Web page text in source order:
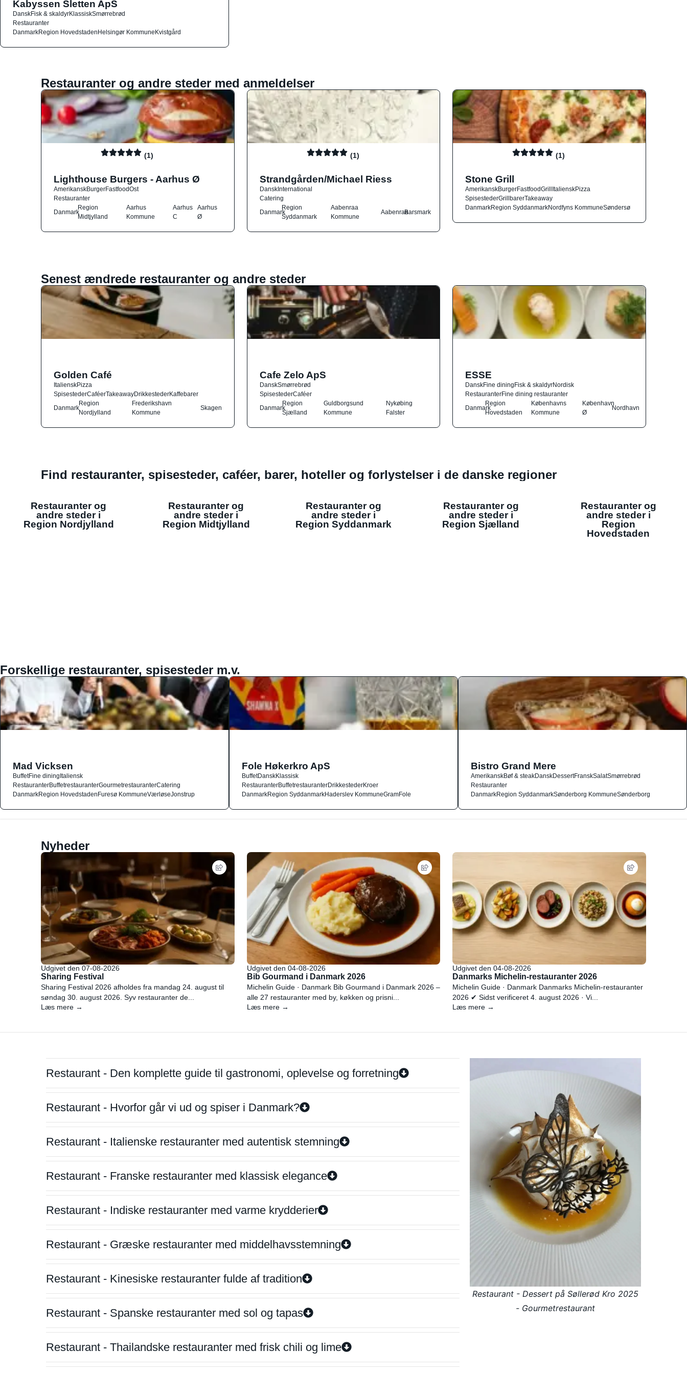
Kabyssen Sletten ApS
DanskFisk & skaldyrKlassiskSmørrebrød
Restauranter
DanmarkRegion HovedstadenHelsingør KommuneKvistgård
Restauranter og andre steder med anmeldelser
(1)
Lighthouse Burgers - Aarhus Ø
AmerikanskBurgerFastfoodOst
Restauranter
Danmark
Region
Midtjylland
Aarhus
Kommune
Aarhus
C
Aarhus
Ø
(1)
Strandgården/Michael Riess
DanskInternational
Catering
Danmark
Region
Syddanmark
Aabenraa
Kommune
AabenraaBarsmark
(1)
Stone Grill
AmerikanskBurgerFastfoodGrillItalienskPizza
SpisestederGrillbarerTakeaway
DanmarkRegion SyddanmarkNordfyns KommuneSøndersø
Senest ændrede restauranter og andre steder
Golden Café
ItalienskPizza
SpisestederCaféerTakeawayDrikkestederKaffebarer
Danmark
Region
Nordjylland
Frederikshavn
Kommune
Skagen
Cafe Zelo ApS
DanskSmørrebrød
SpisestederCaféer
Danmark
Region
Sjælland
Guldborgsund
Kommune
Nykøbing
Falster
ESSE
DanskFine diningFisk & skaldyrNordisk
RestauranterFine dining restauranter
Danmark
Region
Hovedstaden
Københavns
Kommune
København
Ø
Nordhavn
Find restauranter, spisesteder, caféer, barer, hoteller og forlystelser i de danske regioner
Restauranter og
andre steder i
Region Nordjylland
Restauranter og
andre steder i
Region Midtjylland
Restauranter og
andre steder i
Region Syddanmark
Restauranter og
andre steder i
Region Sjælland
Restauranter og
andre steder i
Region
Hovedstaden
Forskellige restauranter, spisesteder m.v.
Mad Vicksen
BuffetFine diningItaliensk
RestauranterBuffetrestauranterGourmetrestauranterCatering
DanmarkRegion HovedstadenFuresø KommuneVærløseJonstrup
Fole Høkerkro ApS
BuffetDanskKlassisk
RestauranterBuffetrestauranterDrikkestederKroer
DanmarkRegion SyddanmarkHaderslev KommuneGramFole
Bistro Grand Mere
AmerikanskBøf & steakDanskDessertFranskSalatSmørrebrød
Restauranter
DanmarkRegion SyddanmarkSønderborg KommuneSønderborg
Nyheder
Udgivet den 07-08-2026
Sharing Festival
Sharing Festival 2026 afholdes fra mandag 24. august til
søndag 30. august 2026. Syv restauranter de...
Læs mere →
Udgivet den 04-08-2026
Bib Gourmand i Danmark 2026
Michelin Guide · Danmark Bib Gourmand i Danmark 2026 –
alle 27 restauranter med by, køkken og prisni...
Læs mere →
Udgivet den 04-08-2026
Danmarks Michelin-restauranter 2026
Michelin Guide · Danmark Danmarks Michelin-restauranter
2026 ✔ Sidst verificeret 4. august 2026 · Vi...
Læs mere →
Restaurant - Den komplette guide til gastronomi, oplevelse og forretning
Restaurant - Hvorfor går vi ud og spiser i Danmark?
Restaurant - Italienske restauranter med autentisk stemning
Restaurant - Franske restauranter med klassisk elegance
Restaurant - Indiske restauranter med varme krydderier
Restaurant - Græske restauranter med middelhavsstemning
Restaurant - Kinesiske restauranter fulde af tradition
Restaurant - Spanske restauranter med sol og tapas
Restaurant - Thailandske restauranter med frisk chili og lime
Restaurant - Dessert på Søllerød Kro 2025
- Gourmetrestaurant